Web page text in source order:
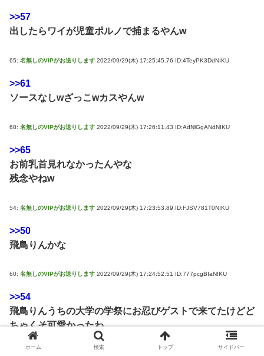
>>57
出したらワイが児童ポルノで捕まるやんw
65: 名無しのVIPがお送りします 2022/09/29(木) 17:25:45.76 ID:4TeyPK3DdNIKU
>>61
ソースなしwざっこwカスやんw
68: 名無しのVIPがお送りします 2022/09/29(木) 17:26:11.43 ID:AdNlGgANdNIKU
>>65
お前乳首見れなかったんやな
残念やねw
54: 名無しのVIPがお送りします 2022/09/29(木) 17:23:53.89 ID:FJSV781T0NIKU
>>50
飛鳥りんかな
60: 名無しのVIPがお送りします 2022/09/29(木) 17:24:52.51 ID:777pcgBIaNIKU
>>54
飛鳥りんうちの大学の学祭にお忍びゲストで来てたけどど
ちゃくそ可愛かったわ
ホーム 検索 トップ サイドバー